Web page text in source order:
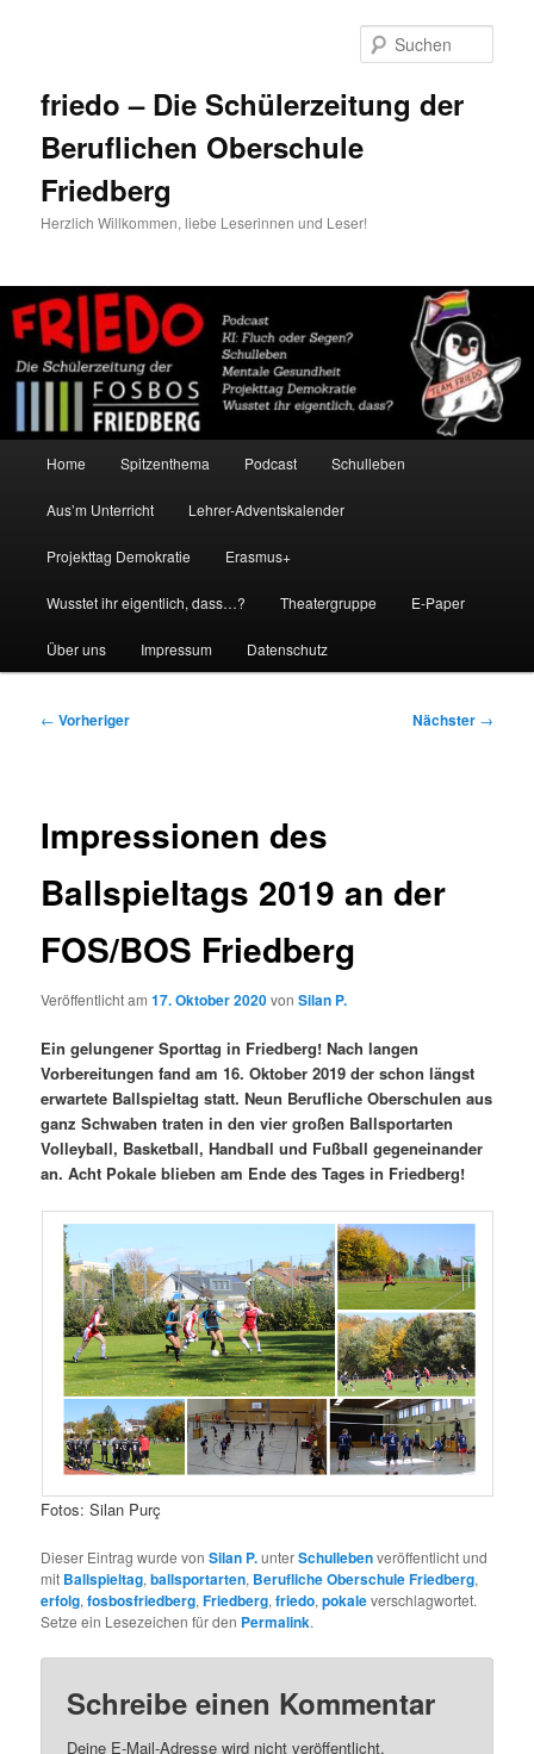
friedo – Die Schülerzeitung der
Beruflichen Oberschule
Friedberg
Herzlich Willkommen, liebe Leserinnen und Leser!
Home Spitzenthema Podcast Schulleben
Aus’m Unterricht Lehrer-Adventskalender
Projekttag Demokratie Erasmus+
Wusstet ihr eigentlich, dass…? Theatergruppe E-Paper
Über uns Impressum Datenschutz
Beitragsnavigation
← Vorheriger Nächster →
Impressionen des
Ballspieltags 2019 an der
FOS/BOS Friedberg
Veröffentlicht am17. Oktober 2020vonSilan P.
Ein gelungener Sporttag in Friedberg! Nach langen
Vorbereitungen fand am 16. Oktober 2019 der schon längst
erwartete Ballspieltag statt. Neun Berufliche Oberschulen aus
ganz Schwaben traten in den vier großen Ballsportarten
Volleyball, Basketball, Handball und Fußball gegeneinander
an. Acht Pokale blieben am Ende des Tages in Friedberg!
Fotos: Silan Purç
Dieser Eintrag wurde vonSilan P.unterSchullebenveröffentlicht und
mit Ballspieltag,ballsportarten, Berufliche Oberschule Friedberg,
erfolg,fosbosfriedberg,Friedberg,friedo,pokaleverschlagwortet.
Setze ein Lesezeichen für den Permalink.
Schreibe einen Kommentar
Deine E-Mail-Adresse wird nicht veröffentlicht.